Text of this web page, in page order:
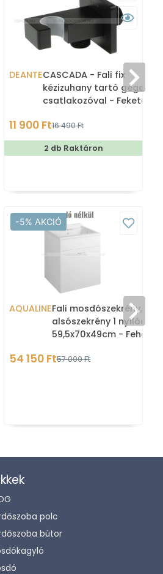
DEANTECASCADA - Fali fix
kézizuhany tartó gégecső
csatlakozóval - Fekete -
11 900 Ft16 490 Ft
2 db Raktáron
-5% AKCIÓ
AQUALINEFali mosdószekrény,
alsószekrény 1
59,5x70x49cm - Fehér
54 150 Ft57 000 Ft
polc
bútor